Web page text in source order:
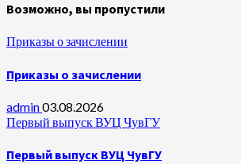
Возможно, вы пропустили
Приказы о зачислении
Приказы о зачислении
admin03.08.2026
Первый выпуск ВУЦ ЧувГУ
Первый выпуск ВУЦ ЧувГУ